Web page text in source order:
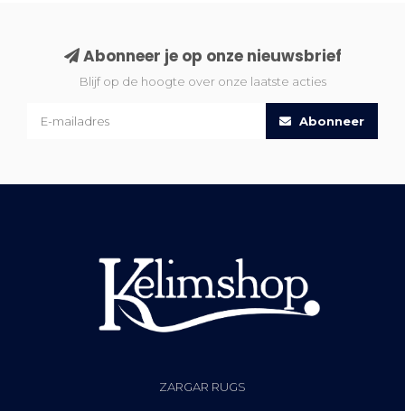
Abonneer je op onze nieuwsbrief
Blijf op de hoogte over onze laatste acties
Abonneer
ZARGAR RUGS